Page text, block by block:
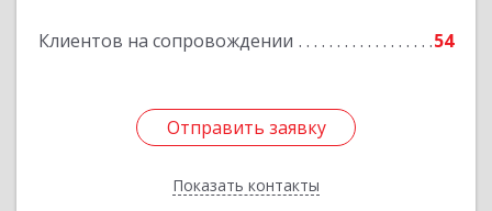
Клиентов на сопровождении 54
Отправить заявку
Показать контакты
Отправить заявку
Назад